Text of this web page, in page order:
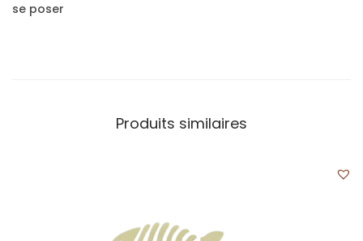
se poser
Produits similaires